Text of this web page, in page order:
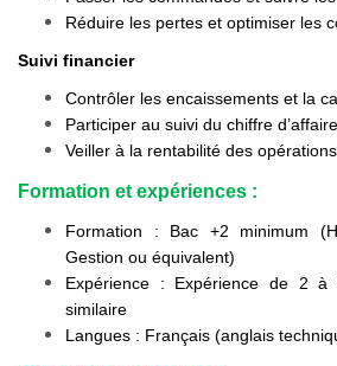
Réduire les pertes et optimiser les
Suivi financier
Contrôler les encaissements et la
Participer au suivi du chiffre
Veiller à la rentabilité des opérations.
Formation et expériences :
Formation : Bac +2 minimum
Gestion ou équivalent)
Expérience : Expérience de 2
similaire
Langues : Français (anglais